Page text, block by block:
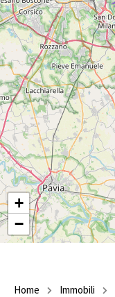
+
−
Home Immobili